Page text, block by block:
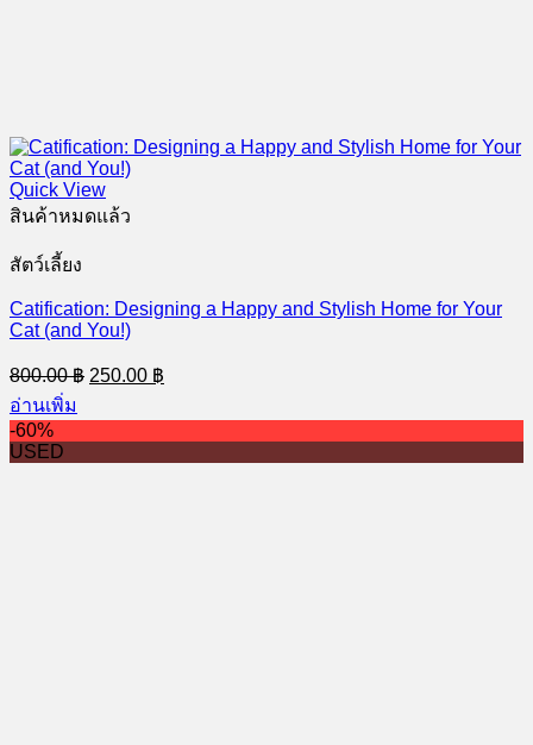
Quick View
สินค้าหมดแล้ว
สัตว์เลี้ยง
Catification: Designing a Happy and Stylish Home for Your
Cat (and You!)
800.00฿ Original
price
800.00 ฿.
250.00 ฿
price
250.00 ฿.
อ่านเพิ่ม
-60%
USED